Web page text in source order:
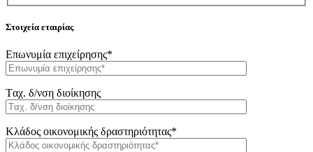
Στοιχεία εταιρίας
Επωνυμία επιχείρησης*
Tαχ. δ/νση διοίκησης
Κλάδος οικονομικής δραστηριότητας*